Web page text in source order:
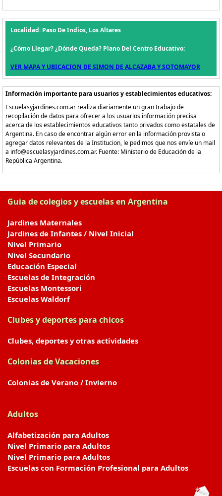
Localidad: Paso De Indios, Los Altares
¿Cómo Llegar? ¿Dónde Queda? Plano Del Centro Educativo:
VER MAPA Y UBICACION DE SIMON DE ALCAZABA Y SOTOMAYOR
Información importante para usuarios y establecimientos educativos:
Escuelasyjardines.com.ar realiza diariamente un gran trabajo de
recopilación de datos para ofrecer a los usuarios información precisa
acerca de los establecimientos educativos tanto privados como estatales de
Argentina. En caso de encontrar algún error en la información provista o
agregar datos relevantes de la Institucion, le pedimos que nos envíe un mail
a info@escuelasyjardines.com.ar. Fuente: Ministerio de Educación de la
República Argentina.
Guia de colegios y escuelas en Argentina
Jardines Maternales
Jardines de Infantes / Nivel Inicial
Nivel Primario
Nivel Secundario
Educación Especial
Escuelas de Integración
Escuelas Montessori
Escuelas Waldorf
Clubes y deportes para chicos
Clubes, deportes y otras actividades
Colonias de Vacaciones
Colonias de Verano / Invierno
Adultos
Alfabetización para Adultos
Nivel Primario para Adultos
Nivel Primario para Adultos
Escuelas con Formación Profesional para Adultos